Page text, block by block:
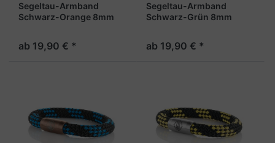
Segeltau-Armband
Schwarz-Orange 8mm
ab 19,90 € *
Segeltau-Armband
Schwarz-Grün 8mm
ab 19,90 € *